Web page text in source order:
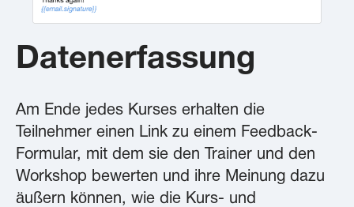
Datenerfassung
Am Ende jedes Kurses erhalten die
Teilnehmer einen Link zu einem Feedback-
Formular, mit dem sie den Trainer und den
Workshop bewerten und ihre Meinung dazu
äußern können, wie die Kurs- und